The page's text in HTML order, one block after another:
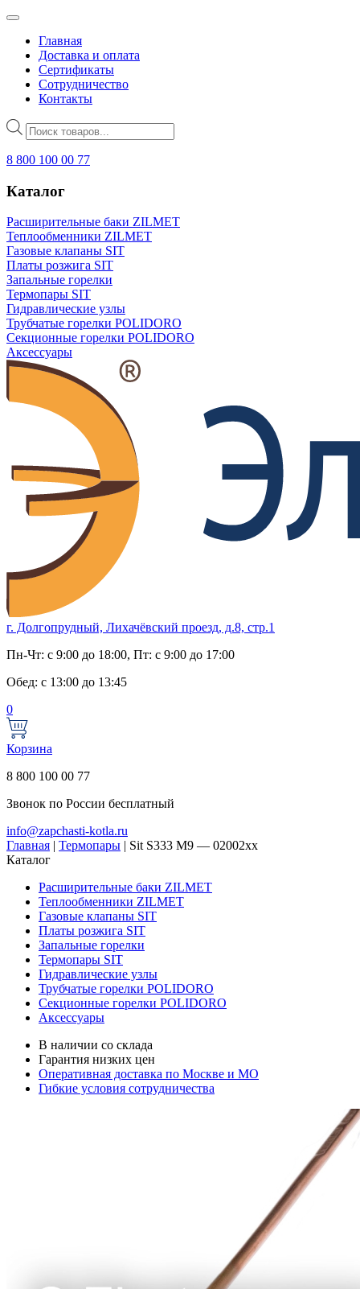
Главная
Доставка и оплата
Сертификаты
Сотрудничество
Контакты
Поиск
товаров
8 800 100 00 77
Каталог
Расширительные баки ZILMET
Теплообменники ZILMET
Газовые клапаны SIT
Платы розжига SIT
Запальные горелки
Термопары SIT
Гидравлические узлы
Трубчатые горелки POLIDORO
Секционные горелки POLIDORO
Аксессуары
г. Долгопрудный, Лихачёвский проезд, д.8, стр.1
Пн-Чт: с 9:00 до 18:00, Пт: с 9:00 до 17:00
Обед: с 13:00 до 13:45
0
Корзина
8 800 100 00 77
Звонок по России бесплатный
info@zapchasti-kotla.ru
Главная | Термопары | Sit S333 M9 — 02002xx
Каталог
Расширительные баки ZILMET
Теплообменники ZILMET
Газовые клапаны SIT
Платы розжига SIT
Запальные горелки
Термопары SIT
Гидравлические узлы
Трубчатые горелки POLIDORO
Секционные горелки POLIDORO
Аксессуары
В наличии со склада
Гарантия низких цен
Оперативная доставка по Москве и МО
Гибкие условия сотрудничества